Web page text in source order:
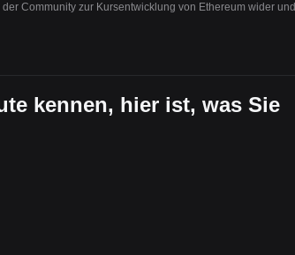
Community zur Kursentwicklung von Ethereum wider und
kennen, hier ist, was Sie